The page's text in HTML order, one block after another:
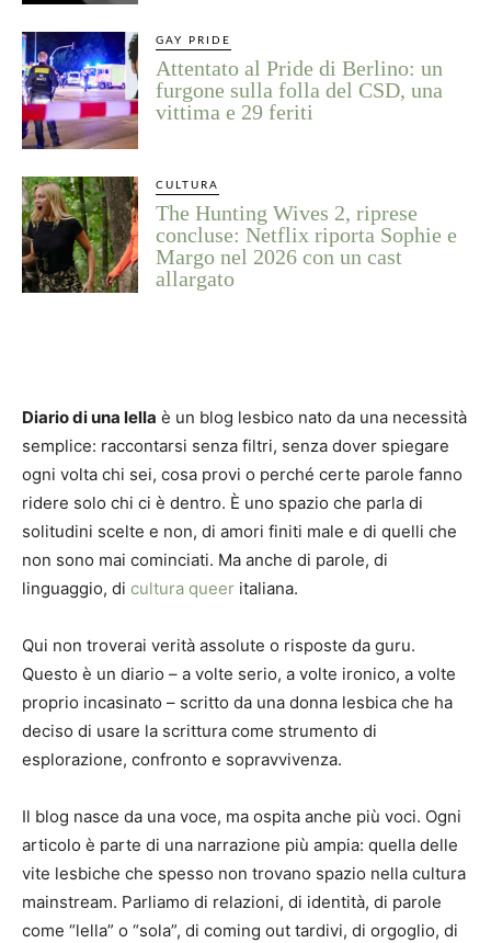
GAY PRIDE
Attentato al Pride di Berlino: un
furgone sulla folla del CSD, una
vittima e 29 feriti
CULTURA
The Hunting Wives 2, riprese
concluse: Netflix riporta Sophie e
Margo nel 2026 con un cast
allargato
Diario di una lella è un blog lesbico nato da una necessità
semplice: raccontarsi senza filtri, senza dover spiegare
ogni volta chi sei, cosa provi o perché certe parole fanno
ridere solo chi ci è dentro. È uno spazio che parla di
solitudini scelte e non, di amori finiti male e di quelli che
non sono mai cominciati. Ma anche di parole, di
linguaggio, di cultura queer italiana.
Qui non troverai verità assolute o risposte da guru.
Questo è un diario – a volte serio, a volte ironico, a volte
proprio incasinato – scritto da una donna lesbica che ha
deciso di usare la scrittura come strumento di
esplorazione, confronto e sopravvivenza.
Il blog nasce da una voce, ma ospita anche più voci. Ogni
articolo è parte di una narrazione più ampia: quella delle
vite lesbiche che spesso non trovano spazio nella cultura
mainstream. Parliamo di relazioni, di identità, di parole
come “lella” o “sola”, di coming out tardivi, di orgoglio, di